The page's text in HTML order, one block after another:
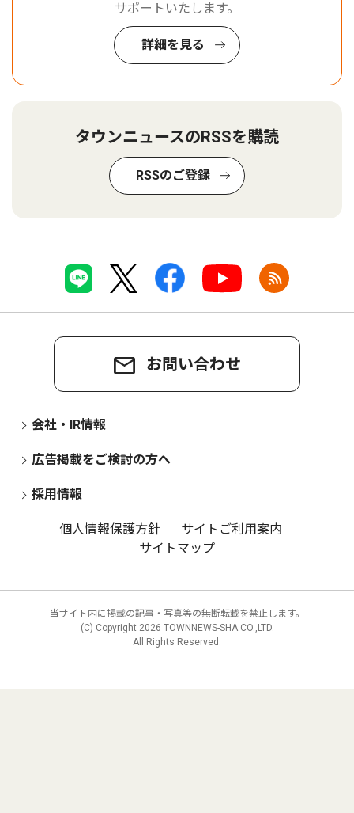
サポートいたします。
詳細を見る
タウンニュースのRSSを購読
RSSのご登録
お問い合わせ
会社・IR情報
広告掲載をご検討の方へ
採用情報
個人情報保護方針
サイトご利用案内
サイトマップ
当サイト内に掲載の記事・写真等の無断転載を禁止します。
(C) Copyright 2026 TOWNNEWS-SHA CO.,LTD.
All Rights Reserved.